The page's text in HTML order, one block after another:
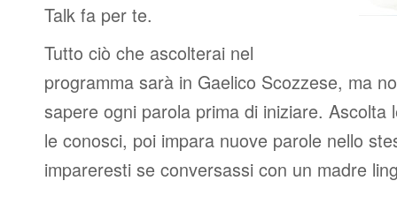
Talk fa per te.
Tutto ciò che ascolterai nel
programma sarà in Gaelico Scozzese, ma
sapere ogni parola prima di iniziare. Ascolta
le conosci, poi impara nuove parole nello
impareresti se conversassi con un madre